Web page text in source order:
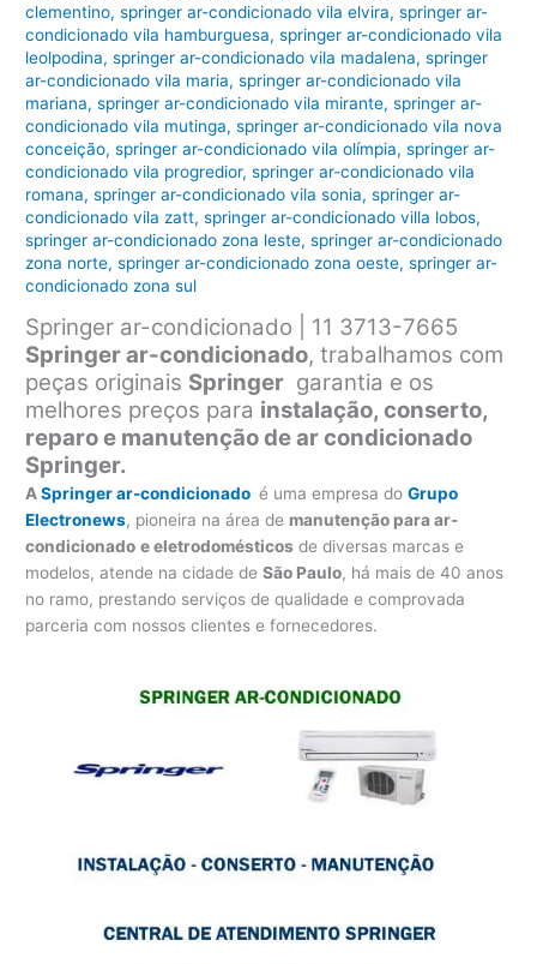
clementino,springer ar-condicionado vila elvira,springer ar-
condicionado vila hamburguesa,springer ar-condicionado vila
leolpodina,springer ar-condicionado vila madalena,springer
ar-condicionado vila maria,springer ar-condicionado vila
mariana,springer ar-condicionado vila mirante,springer ar-
condicionado vila mutinga,springer ar-condicionado vila nova
conceição,springer ar-condicionado vila olímpia,springer ar-
condicionado vila progredior,springer ar-condicionado vila
romana,springer ar-condicionado vila sonia,springer ar-
condicionado vila zatt,springer ar-condicionado villa lobos,
springer ar-condicionado zona leste,springer ar-condicionado
zona norte,springer ar-condicionado zona oeste,springer ar-
condicionado zona sul
Springer ar-condicionado | 11 3713-7665
Springer ar-condicionado, trabalhamos com
peças originais Springer garantia e os
melhores preços para instalação, conserto,
reparo e manutenção de ar condicionado
Springer.
ASpringer ar-condicionado é uma empresa doGrupo
Electronews, pioneira na área de manutenção paraar-
condicionado e eletrodomésticos de diversas marcas e
modelos, atende na cidade deSão Paulo, há mais de 40 anos
no ramo, prestando serviços de qualidade e comprovada
parceria com nossos clientes e fornecedores.